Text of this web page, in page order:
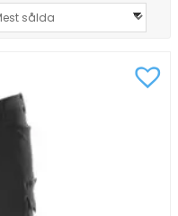
för företag
branscher. Vårt
både för daglig
dina behov
krav på
att välja plagg som